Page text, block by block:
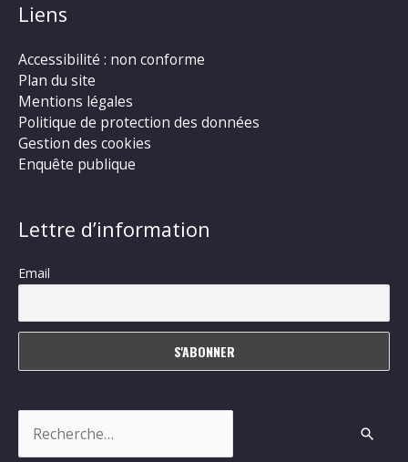
Liens
Accessibilité : non conforme
Plan du site
Mentions légales
Politique de protection des données
Gestion des cookies
Enquête publique
Lettre d’information
Email